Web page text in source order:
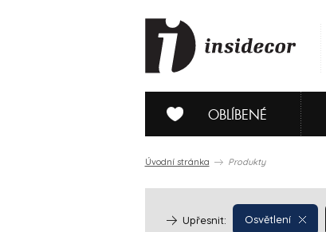
OBLÍBENÉ
Úvodní stránka Produkty
Osvětlení
Upřesnit: